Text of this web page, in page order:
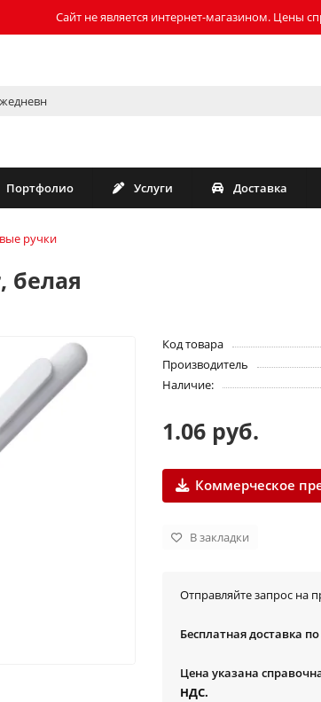
Сайт не является интернет-магазином. Цены
Портфолио Услуги Доставка
ручки
белая
Код товара
Производитель
Наличие:
1.06 руб.
Коммерческое
В закладки
Отправляйте запрос на
Бесплатная доставка
Цена указана
НДС.